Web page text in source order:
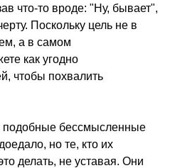
что-то вроде: "Ну, бывает",
Поскольку цель не в
а в самом
как угодно
чтобы похвалить
подобные бессмысленные
но те, кто их
делать, не уставая. Они